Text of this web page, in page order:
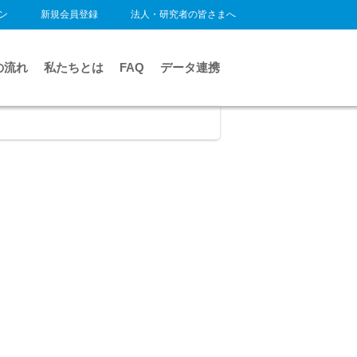
新規会員登録 法人・研究者の皆さまへ
流れ 私たちとは FAQ データ連携